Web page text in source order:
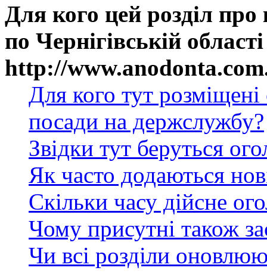
Для кого цей розділ
по Чернігівській
http://
Для кого тут
посади на держслужбу?
Звідки тут беруться
Як часто додаються
Скільки часу дійсне
Чому присутні також
Чи всі розділи